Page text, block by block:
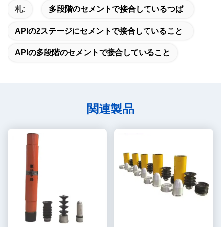
札: 多段階のセメントで接合しているつば
APIの2ステージにセメントで接合していること
APIの多段階のセメントで接合していること
関連製品